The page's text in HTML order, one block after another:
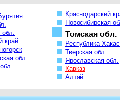
обл.
край
обл.
Краснодарский
Новосибирская
Томская обл.
Республика
Тверская обл.
Ярославская обл.
Кавказ
Алтай